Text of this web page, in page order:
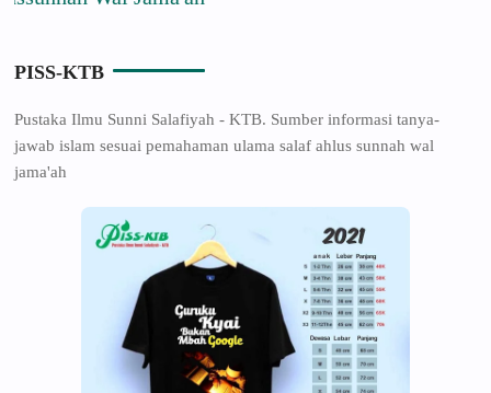
PISS-KTB
Pustaka Ilmu Sunni Salafiyah - KTB. Sumber informasi tanya-
jawab islam sesuai pemahaman ulama salaf ahlus sunnah wal
jama'ah